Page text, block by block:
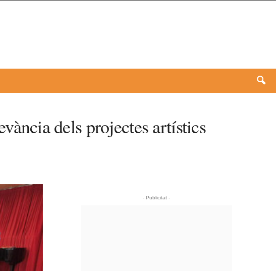
dels projectes artístics
- Publicitat -